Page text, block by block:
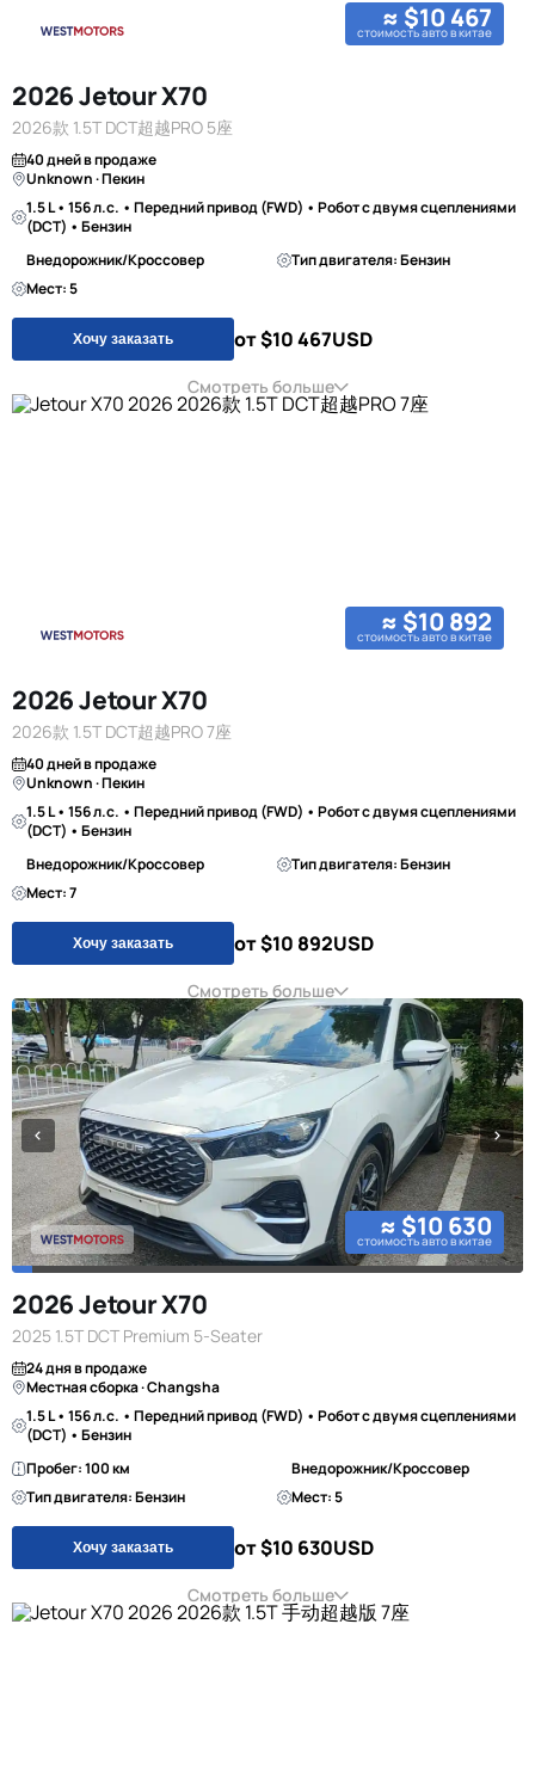
≈ $10 467
стоимость авто в китае
2026 Jetour X70
2026款 1.5T DCT超越PRO 5座
40 дней в продаже
Unknown · Пекин
1.5 L • 156 л.с. • Передний привод (FWD) • Робот с двумя сцеплениями
(DCT) • Бензин
Внедорожник/Кроссовер
Тип двигателя: Бензин
Мест: 5
Хочу заказать от $10 467USD
Смотреть больше
≈ $10 892
стоимость авто в китае
2026 Jetour X70
2026款 1.5T DCT超越PRO 7座
40 дней в продаже
Unknown · Пекин
1.5 L • 156 л.с. • Передний привод (FWD) • Робот с двумя сцеплениями
(DCT) • Бензин
Внедорожник/Кроссовер
Тип двигателя: Бензин
Мест: 7
Хочу заказать от $10 892USD
Смотреть больше
≈ $10 630
стоимость авто в китае
2026 Jetour X70
2025 1.5T DCT Premium 5-Seater
24 дня в продаже
Местная сборка · Changsha
1.5 L • 156 л.с. • Передний привод (FWD) • Робот с двумя сцеплениями
(DCT) • Бензин
Пробег: 100 км
Внедорожник/Кроссовер
Тип двигателя: Бензин
Мест: 5
Хочу заказать от $10 630USD
Смотреть больше